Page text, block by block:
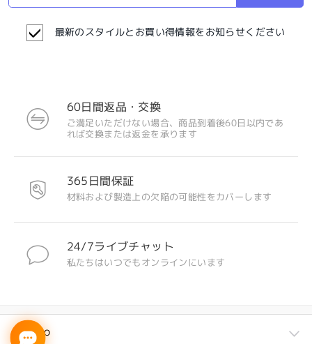
注目のデザイン
最新のスタイルとお買い得情報をお知らせください
60日間返品・交換
ご満足いただけない場合、商品到着後60日以内であ
れば交換または返金を承ります
365日間保証
材料および製造上の欠陥の可能性をカバーします
24/7ライブチャット
私たちはいつでもオンラインにいます
Firmoo